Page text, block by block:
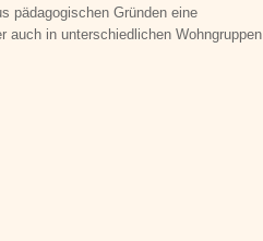
pädagogischen Gründen eine
auch in unterschiedlichen Wohngruppen